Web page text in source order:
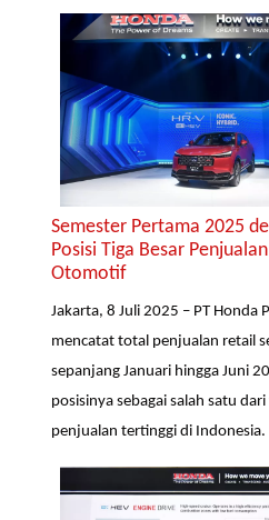
Semester Pertama 2025
Posisi Tiga Besar
Otomotif
Jakarta, 8 Juli 2025 – PT Honda
mencatat total penjualan retail
sepanjang Januari hingga Juni
posisinya sebagai salah satu
penjualan tertinggi di